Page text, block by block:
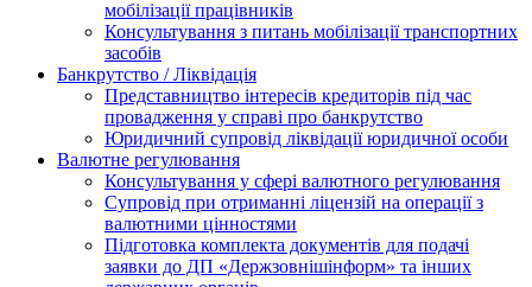
мобілізації працівників
Консультування з питань мобілізації транспортних
засобів
Банкрутство / Ліквідація
Представництво інтересів кредиторів під час
провадження у справі про банкрутство
Юридичний супровід ліквідації юридичної особи
Валютне регулювання
Консультування у сфері валютного регулювання
Супровід при отриманні ліцензій на операції з
валютними цінностями
Підготовка комплекта документів для подачі
заявки до ДП «Держзовнішінформ» та інших